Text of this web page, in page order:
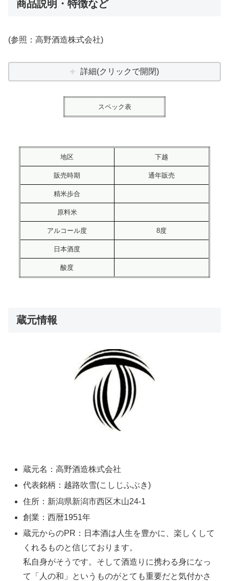
商品説明・特徴など
(参照：高野酒造株式会社)
詳細(クリックで開閉)
スペック表
地区 下越
販売時期 通年販売
精米歩合
原料米
アルコール度 8度
日本酒度
酸度
蔵元情報
蔵元名：高野酒造株式会社
代表銘柄：越路吹雪(こしじふぶき)
住所：新潟県新潟市西区木山24-1
創業：西暦1951年
蔵元からのPR：日本酒は人生を豊かに、楽しくして
くれるものと信じております。
私自身がそうです。そして酒造りに携わる身になっ
て「人の和」というものがとても重要だと気付かさ